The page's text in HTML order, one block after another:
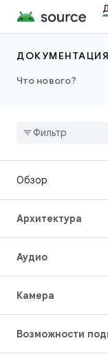
ДОКУМЕНТАЦИЯ
Что нового?
Обзор
Архитектура
Аудио
Камера
Возможности